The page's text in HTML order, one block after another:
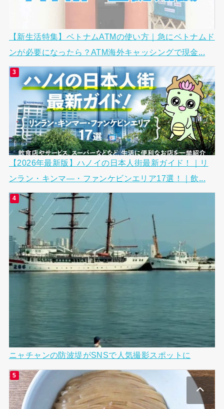
【新生活特集】ベトナムATMの使い方｜急にベトナムド
ンが必要になったら？ATM海外キャッシングで現金...
【2026年最新版】ハノイの日本人街最新ガイド！｜リ
ンラン・キンマ―・ファンケビンエリア17選！｜飲...
ニャチャンの防波堤がSNSで人気撮影スポットに